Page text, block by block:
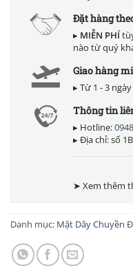
Đặt hàng
▸ MIỄN PHÍ
nào từ quý
Giao hàng
▸ Từ 1 - 3
Thông tin
▸ Hotline:
▸ Địa chỉ: số
➤ Xem thêm
Danh mục: Mặt Dây Chuyền